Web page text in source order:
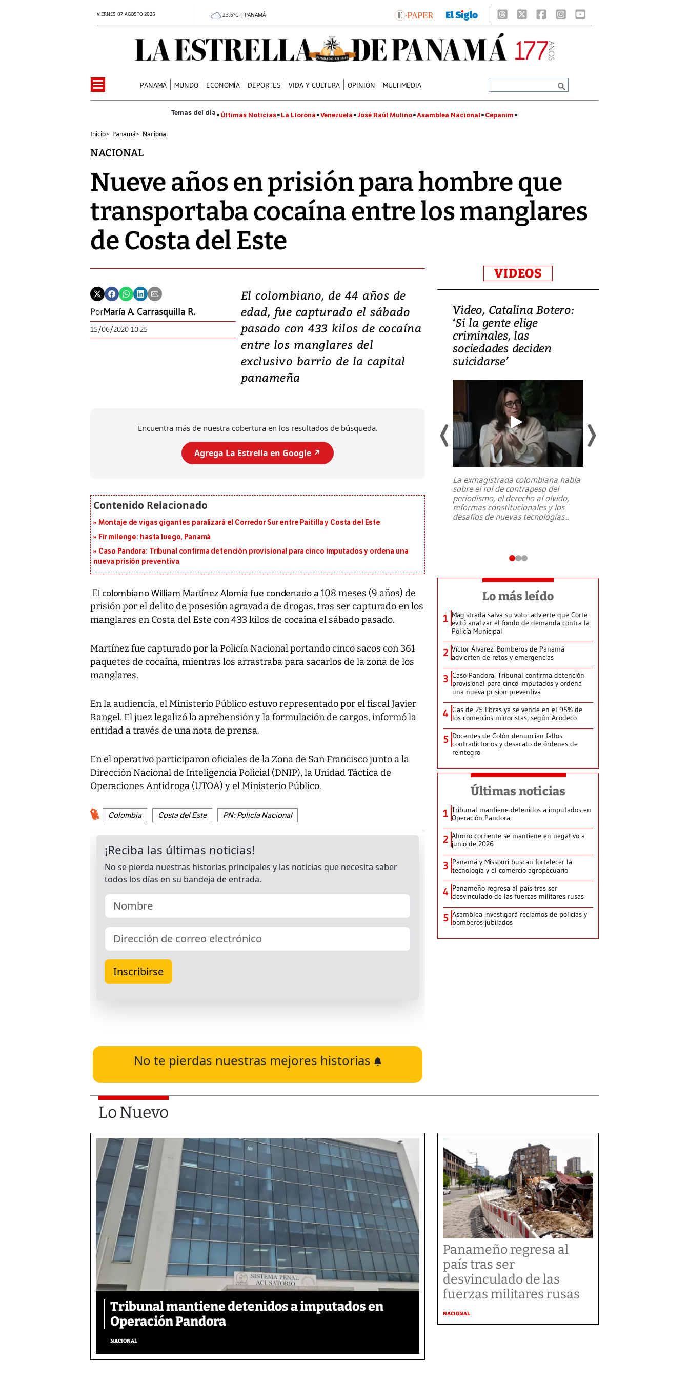
VIERNES 07 AGOSTO 2026 23.6°C | PANAMÁ
PANAMÁ MUNDO ECONOMÍA DEPORTES VIDA Y CULTURA OPINIÓN MULTIMEDIA
Últimas Noticias La Llorona Venezuela José Raúl Mulino Asamblea Nacional Cepanim
Inicio> Panamá> Nacional
NACIONAL
Nueve años en prisión para hombre que
transportaba cocaína entre los manglares
de Costa del Este
PorMaría A. Carrasquilla R.
15/06/2020 10:25
El colombiano, de 44 años de
edad, fue capturado el sábado
pasado con 433 kilos de cocaína
entre los manglares del
exclusivo barrio de la capital
panameña
Encuentra más de nuestra cobertura en los resultados de búsqueda.
Agrega La Estrella en Google ↗️
Montaje de vigas gigantes paralizará el Corredor Sur entre Paitilla y Costa del Este
Fir milenge: hasta luego, Panamá
Caso Pandora: Tribunal confirma detención provisional para cinco imputados y ordena una
nueva prisión preventiva
El colombiano William Martínez Alomia fue condenado a 108 meses (9 años) de
prisión por el delito de posesión agravada de drogas, tras ser capturado en los
manglares en Costa del Este con 433 kilos de cocaína el sábado pasado.
Martínez fue capturado por la Policía Nacional portando cinco sacos con 361
paquetes de cocaína, mientras los arrastraba para sacarlos de la zona de los
manglares.
En la audiencia, el Ministerio Público estuvo representado por el fiscal Javier
Rangel. El juez legalizó la aprehensión y la formulación de cargos, informó la
entidad a través de una nota de prensa.
En el operativo participaron oficiales de la Zona de San Francisco junto a la
Dirección Nacional de Inteligencia Policial (DNIP), la Unidad Táctica de
Operaciones Antidroga (UTOA) y el Ministerio Público.
Colombia Costa del Este PN: Policía Nacional
No te pierdas nuestras mejores historias
VIDEOS
Video, Japón: Terremoto
deja heridos y graves
daños en Kumamoto
Un fuerte terremoto de magnitud
7,1 se registró este martes 28 de
Video, Catalina Botero:
‘Si la gente elige
criminales, las
sociedades deciden
suicidarse’
La exmagistrada colombiana habla
sobre el rol de contrapeso del
periodismo, el derecho al olvido,
reformas constitucionales y los
desafíos de nuevas tecnologías...
Lo más leído
1 Magistrada salva su voto: advierte que Corte
evitó analizar el fondo de demanda contra la
Policía Municipal
2 Víctor Álvarez: Bomberos de Panamá
advierten de retos y emergencias
3 Caso Pandora: Tribunal confirma detención
provisional para cinco imputados y ordena
una nueva prisión preventiva
4 Gas de 25 libras ya se vende en el 95% de
los comercios minoristas, según Acodeco
5 Docentes de Colón denuncian fallos
contradictorios y desacato de órdenes de
reintegro
Últimas noticias
1 Tribunal mantiene detenidos a imputados en
Operación Pandora
2 Ahorro corriente se mantiene en negativo a
junio de 2026
3 Panamá y Missouri buscan fortalecer la
tecnología y el comercio agropecuario
4 Panameño regresa al país tras ser
desvinculado de las fuerzas militares rusas
5 Asamblea investigará reclamos de policías y
bomberos jubilados
Lo Nuevo
Tribunal mantiene detenidos a imputados en
Operación Pandora
NACIONAL
Panameño regresa al
país tras ser
desvinculado de las
fuerzas militares rusas
NACIONAL